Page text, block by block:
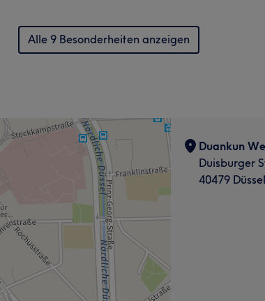
Alle 9 Besonderheiten anzeigen
Duankun
Duisburger
40479